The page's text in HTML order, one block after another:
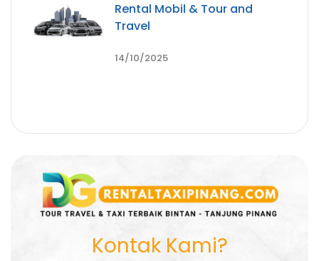
Rental Mobil & Tour and
Travel
14/10/2025
Kontak Kami?